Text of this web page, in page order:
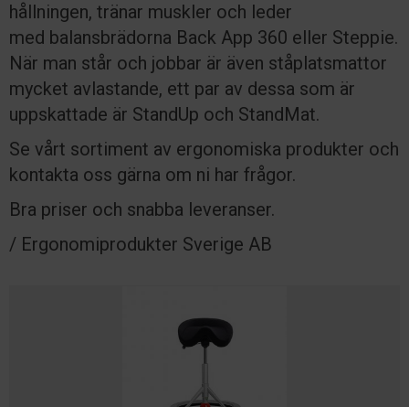
hållningen, tränar muskler och leder
med balansbrädorna Back App 360 eller Steppie.
När man står och jobbar är även ståplatsmattor
mycket avlastande, ett par av dessa som är
uppskattade är StandUp och StandMat.
Se vårt sortiment av ergonomiska produkter och
kontakta oss gärna om ni har frågor.
Bra priser och snabba leveranser.
/ Ergonomiprodukter Sverige AB